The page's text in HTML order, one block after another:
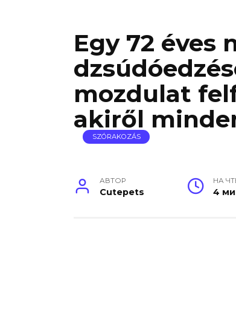
Egy 72 éves
mozdulat
akiről
SZÓRAKOZÁS
АВТОР
Cutepets
НА
4